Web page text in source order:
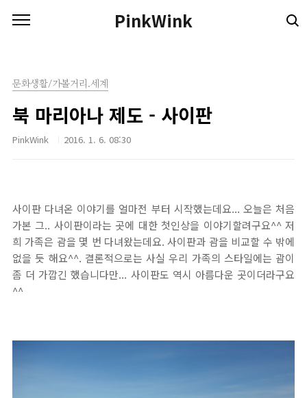
PinkWink
문화생활/가볼거리.세계
북 마리아나 제도 - 사이판
PinkWink 2016. 1. 6. 08:30
사이판 다녀온 이야기를 얼마전 부터 시작했는데요... 오늘은 처음
가본 그.. 사이판이라는 곳에 대한 첫인상을 이야기할려구요^^ 저
희 가족은 괌을 몇 번 다녀왔는데요. 사이판과 괌을 비교할 수 밖에
없을 듯 해요^^. 결론적으로는 사실 우리 가족의 스타일에는 괌이
좀 더 가깝긴 했습니다만... 사이판도 역시 아름다운 곳이더라구요
^^